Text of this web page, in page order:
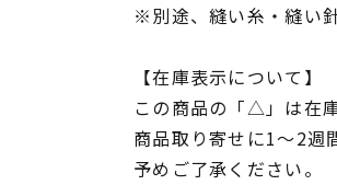
※別途、縫い糸・縫い
【在庫表示について】
この商品の「△」は在
商品取り寄せに1～2週
予めご了承ください。